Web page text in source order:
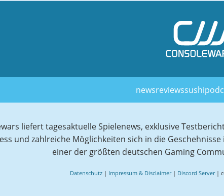
newsreviewssushi
liefert tagesaktuelle Spielenews, exklusive
und zahlreiche Möglichkeiten sich in die
einer der größten deutschen Gaming
Datenschutz| Impressum & Disclaimer| Discord Server|